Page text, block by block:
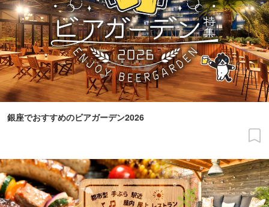
銀座でおすすめのビアガーデン2026